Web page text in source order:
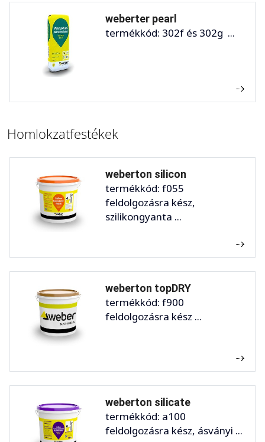
weberter pearl
termékkód: 302f és 302g ...
Homlokzatfestékek
weberton silicon
termékkód: f055
feldolgozásra kész,
szilikongyanta ...
weberton topDRY
termékkód: f900
feldolgozásra kész ...
weberton silicate
termékkód: a100
feldolgozásra kész, ásványi ...